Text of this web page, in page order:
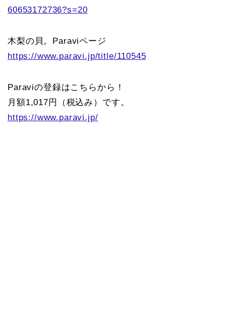
60653172736?s=20
木梨の貝。Paraviページ
https://www.paravi.jp/title/110545
Paraviの登録はこちらから！
月額1,017円（税込み）です。
https://www.paravi.jp/